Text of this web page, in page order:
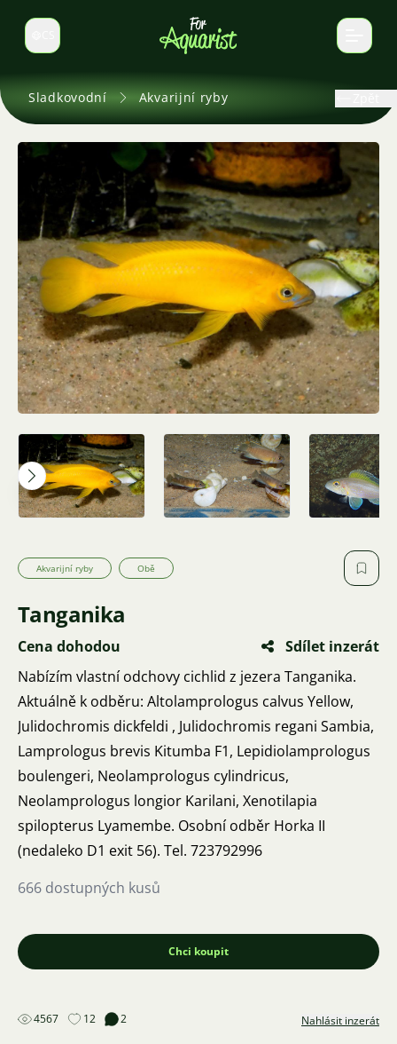
Select language
Sladkovodní Akvarijní ryby
Akvarijní ryby Obě
Tanganika
Cena dohodou
Sdílet inzerát
Nabízím vlastní odchovy cichlid z jezera Tanganika.
Aktuálně k odběru: Altolamprologus calvus Yellow,
Julidochromis dickfeldi , Julidochromis regani Sambia,
Lamprologus brevis Kitumba F1, Lepidiolamprologus
boulengeri, Neolamprologus cylindricus,
Neolamprologus longior Karilani, Xenotilapia
spilopterus Lyamembe. Osobní odběr Horka II
(nedaleko D1 exit 56). Tel. 723792996
666 dostupných kusů
Chci koupit
4567 12 2 Nahlásit inzerát